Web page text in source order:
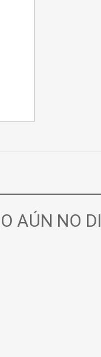
AÚN NO